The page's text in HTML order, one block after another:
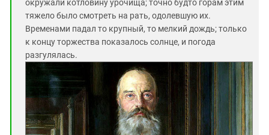
окружали котловину урочища; точно будто горам этим
тяжело было смотреть на рать, одолевшую их.
Временами падал то крупный, то мелкий дождь; только
к концу торжества показалось солнце, и погода
разгулялась.